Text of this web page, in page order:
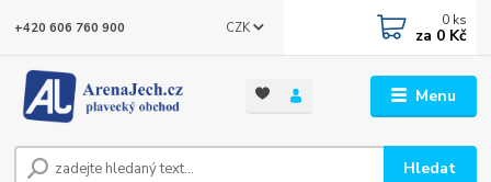
Menu
CZK
Hledat
+420 606 760 900 0 ks
za 0 Kč